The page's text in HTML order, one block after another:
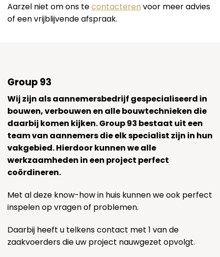
Aarzel niet om ons tecontacteren voor meer advies
of een vrijblijvende afspraak.
Group 93
Wij zijn als aannemersbedrijf gespecialiseerd in
bouwen, verbouwen en alle bouwtechnieken die
daarbij komen kijken. Group 93 bestaat uit een
team van aannemers die elk specialist zijn in hun
vakgebied. Hierdoor kunnen we alle
werkzaamheden in een project perfect
coördineren.
Met al deze know-how in huis kunnen we ook perfect
inspelen op vragen of problemen.
Daarbij heeft u telkens contact met 1 van de
zaakvoerders die uw project nauwgezet opvolgt.